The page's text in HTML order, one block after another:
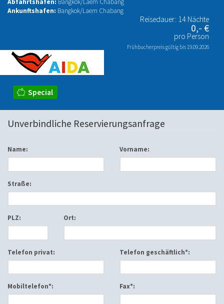
Ankunftshafen: Bangkok/Laem Chabang
Reisedauer: 14 Nächte
0,- €
pro Person
Frühbucherpreis gültig bis 19.09.2026
Special
Unverbindliche Reservierungsanfrage
Name: Vorname:
Straße:
PLZ: Ort:
Telefon privat: Telefon geschäftlich*:
Mobiltelefon*: Fax*: